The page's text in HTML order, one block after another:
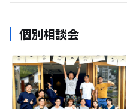
個別相談会